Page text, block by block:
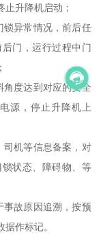
升降机启动；
锁异常情况，前后任
门，运行过程中门
角度达到对应的安全
源，停止升降机上
司机等信息备案，对
状态、障碍物、等
事故原因追溯，按预
作标记。